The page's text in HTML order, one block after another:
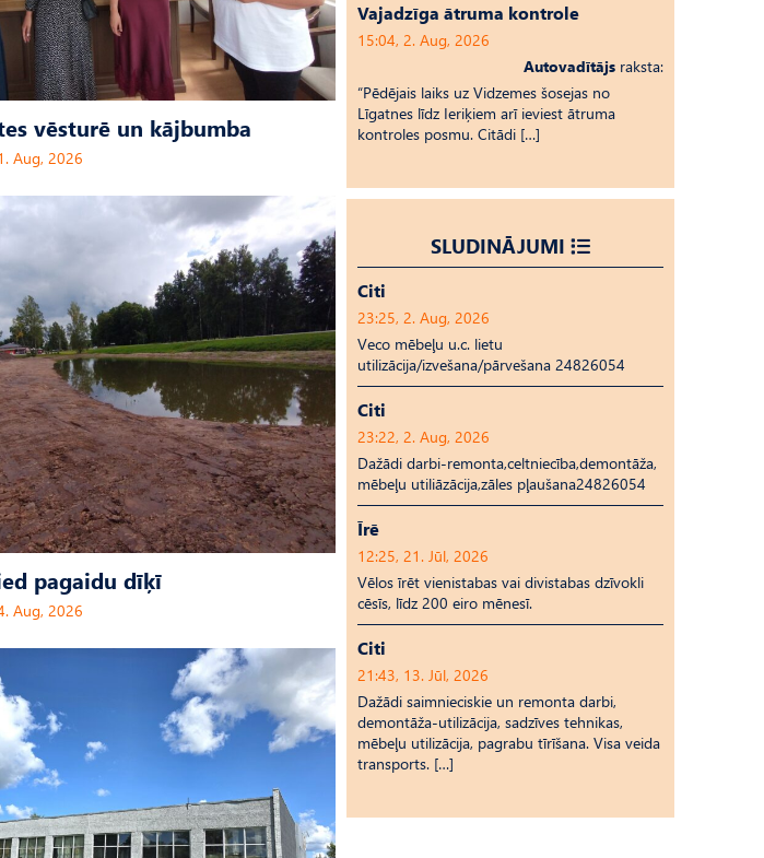
vēsturē un kājbumba
Aug, 2026
pagaidu dīķī
Aug, 2026
Vajadzīga ātruma kontrole
15:04, 2. Aug, 2026
Autovadītājs raksta:
“Pēdējais laiks uz Vid­ze­mes šosejas no
Līgatnes līdz Ieriķiem arī ieviest ātruma
kontroles posmu. Citādi […]
SLUDINĀJUMI
Citi
23:25, 2. Aug, 2026
Veco mēbeļu u.c. lietu
utilizācija/izvešana/pārvešana 24826054
Citi
23:22, 2. Aug, 2026
Dažādi darbi-remonta,celtniecība,demontāža,
mēbeļu utiliāzācija,zāles pļaušana24826054
Īrē
12:25, 21. Jūl, 2026
Vēlos īrēt vienistabas vai divistabas dzīvokli
cēsīs, līdz 200 eiro mēnesī.
Citi
21:43, 13. Jūl, 2026
Dažādi saimnieciskie un remonta darbi,
demontāža-utilizācija, sadzīves tehnikas,
mēbeļu utilizācija, pagrabu tīrīšana. Visa veida
transports. […]